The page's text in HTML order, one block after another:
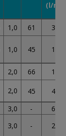
(l/
1,0 61
340
1,0 45 140
2,0 66
190
2,0 45 425
3,0 -
650
3,0 -
280